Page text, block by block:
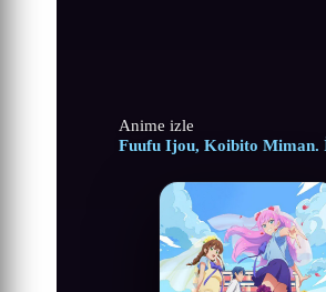
Anime izle
Fuufu Ijou, Koibito Miman.